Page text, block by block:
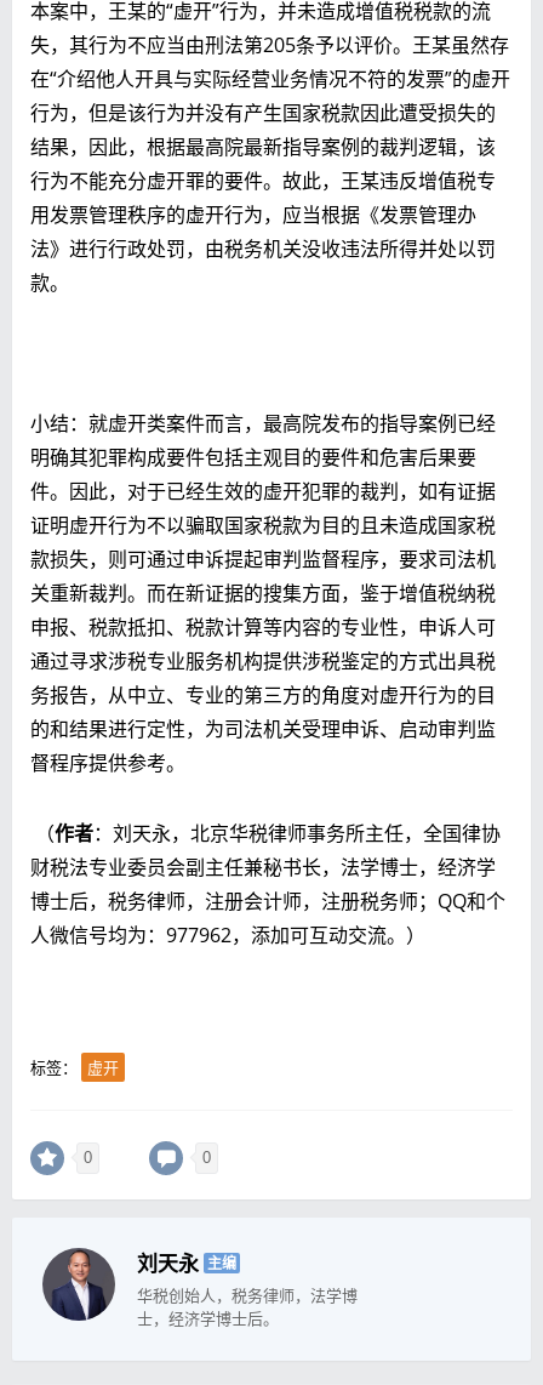
本案中，王某的“虚开”行为，并未造成增值税税款的流
失，其行为不应当由刑法第205条予以评价。王某虽然存
在“介绍他人开具与实际经营业务情况不符的发票”的虚开
行为，但是该行为并没有产生国家税款因此遭受损失的
结果，因此，根据最高院最新指导案例的裁判逻辑，该
行为不能充分虚开罪的要件。故此，王某违反增值税专
用发票管理秩序的虚开行为，应当根据《发票管理办
法》进行行政处罚，由税务机关没收违法所得并处以罚
款。
小结：就虚开类案件而言，最高院发布的指导案例已经
明确其犯罪构成要件包括主观目的要件和危害后果要
件。因此，对于已经生效的虚开犯罪的裁判，如有证据
证明虚开行为不以骗取国家税款为目的且未造成国家税
款损失，则可通过申诉提起审判监督程序，要求司法机
关重新裁判。而在新证据的搜集方面，鉴于增值税纳税
申报、税款抵扣、税款计算等内容的专业性，申诉人可
通过寻求涉税专业服务机构提供涉税鉴定的方式出具税
务报告，从中立、专业的第三方的角度对虚开行为的目
的和结果进行定性，为司法机关受理申诉、启动审判监
督程序提供参考。
（作者：刘天永，北京华税律师事务所主任，全国律协
财税法专业委员会副主任兼秘书长，法学博士，经济学
博士后，税务律师，注册会计师，注册税务师；QQ和个
人微信号均为：977962，添加可互动交流。）
标签： 虚开
0 0
刘天永 主编
华税创始人，税务律师，法学博
士，经济学博士后。